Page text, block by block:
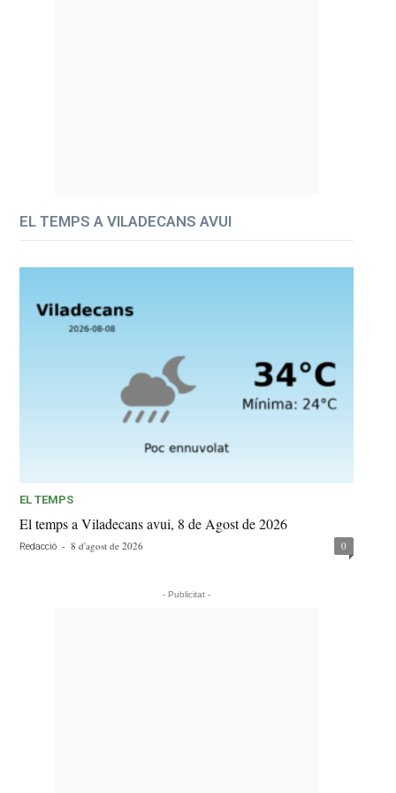
EL TEMPS A VILADECANS AVUI
EL TEMPS
El temps a Viladecans avui, 8 de Agost de 2026
Redacció - 8 d'agost de 2026 0
- Publicitat -